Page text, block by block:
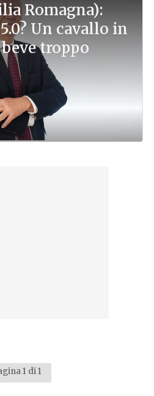
Romagna):
Un cavallo in
troppo
1 di 1